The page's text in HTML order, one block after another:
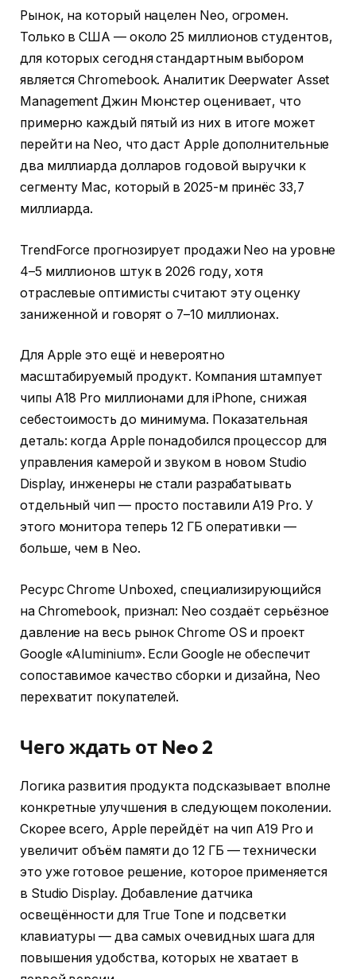
Рынок, на который нацелен Neo, огромен.
Только в США — около 25 миллионов студентов,
для которых сегодня стандартным выбором
является Chromebook. Аналитик Deepwater Asset
Management Джин Мюнстер оценивает, что
примерно каждый пятый из них в итоге может
перейти на Neo, что даст Apple дополнительные
два миллиарда долларов годовой выручки к
сегменту Mac, который в 2025-м принёс 33,7
миллиарда.
TrendForce прогнозирует продажи Neo на уровне
4–5 миллионов штук в 2026 году, хотя
отраслевые оптимисты считают эту оценку
заниженной и говорят о 7–10 миллионах.
Для Apple это ещё и невероятно
масштабируемый продукт. Компания штампует
чипы A18 Pro миллионами для iPhone, снижая
себестоимость до минимума. Показательная
деталь: когда Apple понадобился процессор для
управления камерой и звуком в новом Studio
Display, инженеры не стали разрабатывать
отдельный чип — просто поставили A19 Pro. У
этого монитора теперь 12 ГБ оперативки —
больше, чем в Neo.
Ресурс Chrome Unboxed, специализирующийся
на Chromebook, признал: Neo создаёт серьёзное
давление на весь рынок Chrome OS и проект
Google «Aluminium». Если Google не обеспечит
сопоставимое качество сборки и дизайна, Neo
перехватит покупателей.
Чего ждать от Neo 2
Логика развития продукта подсказывает вполне
конкретные улучшения в следующем поколении.
Скорее всего, Apple перейдёт на чип A19 Pro и
увеличит объём памяти до 12 ГБ — технически
это уже готовое решение, которое применяется
в Studio Display. Добавление датчика
освещённости для True Tone и подсветки
клавиатуры — два самых очевидных шага для
повышения удобства, которых не хватает в